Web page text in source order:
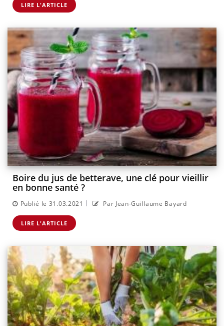
LIRE L'ARTICLE
Boire du jus de betterave, une clé pour vieillir
en bonne santé ?
Publié le 31.03.2021 | Par Jean-Guillaume Bayard
LIRE L'ARTICLE